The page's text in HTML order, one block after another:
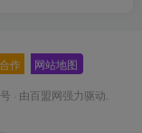
作 网站地图
· 由百盟网强力驱动.